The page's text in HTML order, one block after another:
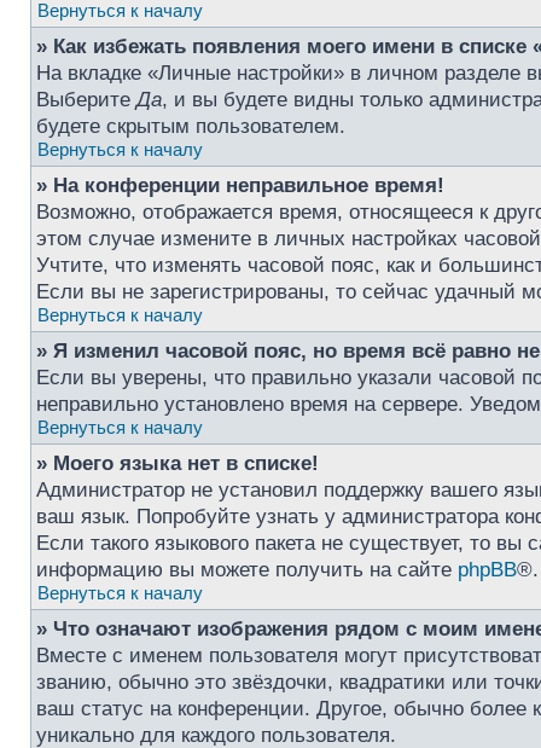
Вернуться к началу
» Как избежать появления моего имени в списке
На вкладке «Личные настройки» в личном разделе
ВыберитеДа, и вы будете видны только
будете скрытым пользователем.
Вернуться к началу
» На конференции неправильное время!
Возможно, отображается время, относящееся к
этом случае измените в личных настройках
Учтите, что изменять часовой пояс, как и
Если вы не зарегистрированы, то сейчас удачный
Вернуться к началу
» Я изменил часовой пояс, но время всё равно
Если вы уверены, что правильно указали часовой
неправильно установлено время на сервере.
Вернуться к началу
» Моего языка нет в списке!
Администратор не установил поддержку вашего
ваш язык. Попробуйте узнать у администратора
Если такого языкового пакета не существует, то
информацию вы можете получить на сайте phpBB®.
Вернуться к началу
» Что означают изображения рядом с моим
Вместе с именем пользователя могут
званию, обычно это звёздочки, квадратики или
ваш статус на конференции. Другое, обычно более
уникально для каждого пользователя.